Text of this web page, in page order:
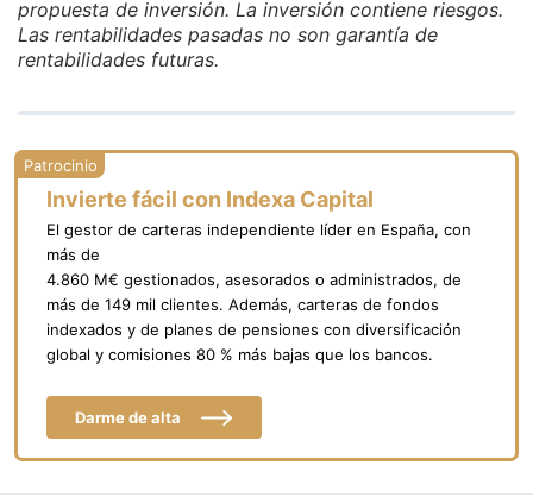
propuesta de inversión. La inversión contiene riesgos.
Las rentabilidades pasadas no son garantía de
rentabilidades futuras.
Invierte fácil con Indexa Capital
El gestor de carteras independiente líder en España, con
más de
4.860 M€ gestionados, asesorados o administrados, de
más de 149 mil clientes. Además, carteras de fondos
indexados y de planes de pensiones con diversificación
global y comisiones 80 % más bajas que los bancos.
Darme de alta